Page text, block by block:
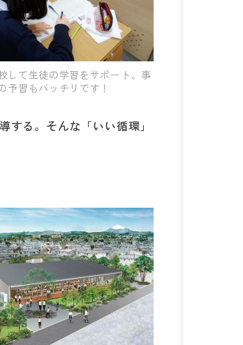
して生徒の学習をサポート。事
予習もバッチリです！
る。そんな「いい循環」